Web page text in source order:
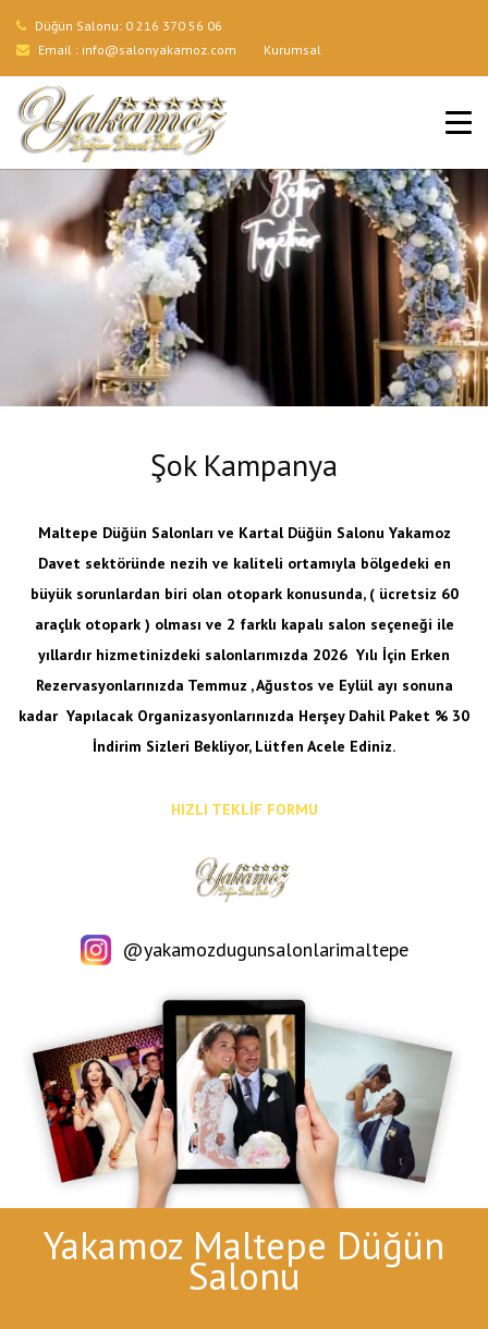
Düğün Salonu: 0 216 370 56 06
Email : info@salonyakamoz.com Kurumsal
ANA SAYFA
HIZMETLERIMIZ
MENÜLER
GALERI
BLOG
İLETIŞIM
Şok Kampanya
Maltepe Düğün Salonları ve Kartal Düğün Salonu Yakamoz
Davet sektöründe nezih ve kaliteli ortamıyla bölgedeki en
büyük sorunlardan biri olan otopark konusunda, ( ücretsiz 60
araçlık otopark ) olması ve 2 farklı kapalı salon seçeneği ile
yıllardır hizmetinizdeki salonlarımızda 2026 Yılı İçin Erken
Rezervasyonlarınızda Temmuz , Ağustos ve Eylül ayı sonuna
kadar Yapılacak Organizasyonlarınızda Herşey Dahil Paket % 30
İndirim Sizleri Bekliyor, Lütfen Acele Ediniz.
HIZLI TEKLİF FORMU
@yakamozdugunsalonlarimaltepe
Yakamoz Maltepe Düğün
Salonu